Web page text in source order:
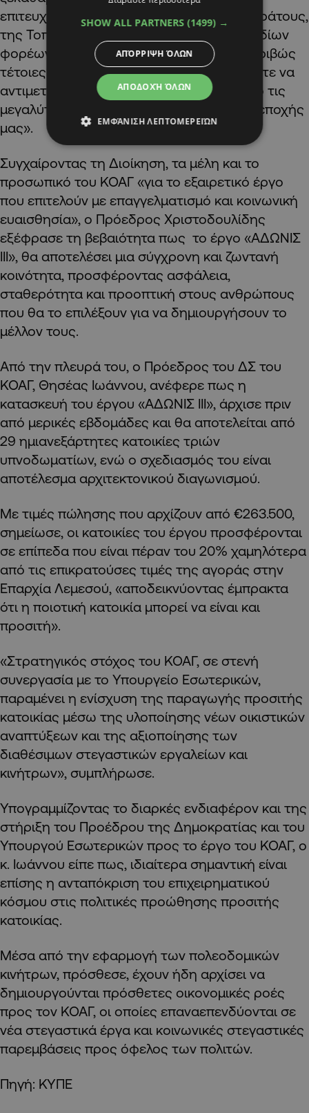
επιτευχθεί μέσα από τη συνεργασία του κράτους,
της Τοπικής Αυτοδιοίκησης και των αρμοδίων
φορέων», είπε και πρόσθεσε ότι «είναι ακριβώς
τέτοιες συνέργειες που χρειαζόμαστε, ώστε να
αντιμετωπίσουμε αποτελεσματικά μια από τις
μεγαλύτερες κοινωνικές προκλήσεις της εποχής
μας».
Συγχαίροντας τη Διοίκηση, τα μέλη και το
προσωπικό του ΚΟΑΓ «για το εξαιρετικό έργο
που επιτελούν με επαγγελματισμό και κοινωνική
ευαισθησία», ο Πρόεδρος Χριστοδουλίδης
εξέφρασε τη βεβαιότητα πως το έργο «ΑΔΩΝΙΣ
ΙΙΙ», θα αποτελέσει μια σύγχρονη και ζωντανή
κοινότητα, προσφέροντας ασφάλεια,
σταθερότητα και προοπτική στους ανθρώπους
που θα το επιλέξουν για να δημιουργήσουν το
μέλλον τους.
Από την πλευρά του, ο Πρόεδρος του ΔΣ του
ΚΟΑΓ, Θησέας Ιωάννου, ανέφερε πως η
κατασκευή του έργου «ΑΔΩΝΙΣ ΙΙΙ», άρχισε πριν
από μερικές εβδομάδες και θα αποτελείται από
29 ημιανεξάρτητες κατοικίες τριών
υπνοδωματίων, ενώ ο σχεδιασμός του είναι
αποτέλεσμα αρχιτεκτονικού διαγωνισμού.
Με τιμές πώλησης που αρχίζουν από €263.500,
σημείωσε, οι κατοικίες του έργου προσφέρονται
σε επίπεδα που είναι πέραν του 20% χαμηλότερα
από τις επικρατούσες τιμές της αγοράς στην
Επαρχία Λεμεσού, «αποδεικνύοντας έμπρακτα
ότι η ποιοτική κατοικία μπορεί να είναι και
προσιτή».
«Στρατηγικός στόχος του ΚΟΑΓ, σε στενή
συνεργασία με το Υπουργείο Εσωτερικών,
παραμένει η ενίσχυση της παραγωγής προσιτής
κατοικίας μέσω της υλοποίησης νέων οικιστικών
αναπτύξεων και της αξιοποίησης των
διαθέσιμων στεγαστικών εργαλείων και
κινήτρων», συμπλήρωσε.
Υπογραμμίζοντας το διαρκές ενδιαφέρον και της
στήριξη του Προέδρου της Δημοκρατίας και του
Υπουργού Εσωτερικών προς το έργο του ΚΟΑΓ, ο
κ. Ιωάννου είπε πως, ιδιαίτερα σημαντική είναι
επίσης η ανταπόκριση του επιχειρηματικού
κόσμου στις πολιτικές προώθησης προσιτής
κατοικίας.
Μέσα από την εφαρμογή των πολεοδομικών
κινήτρων, πρόσθεσε, έχουν ήδη αρχίσει να
δημιουργούνται πρόσθετες οικονομικές ροές
προς τον ΚΟΑΓ, οι οποίες επαναεπενδύονται σε
νέα στεγαστικά έργα και κοινωνικές στεγαστικές
παρεμβάσεις προς όφελος των πολιτών.
Πηγή: ΚΥΠΕ
SHOW ALL PARTNERS (1499) →
ΑΠΟΔΟΧΉ ΌΛΩΝ
ΑΠΌΡΡΙΨΗ ΌΛΩΝ
ΕΜΦΆΝΙΣΗ ΛΕΠΤΟΜΕΡΕΙΏΝ